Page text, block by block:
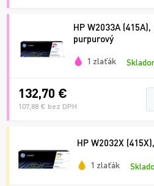
HP W2033A
purpurový
1 zlaťák
132,70 €
107,88 € bez DPH
HP W2032X
1 zlaťák